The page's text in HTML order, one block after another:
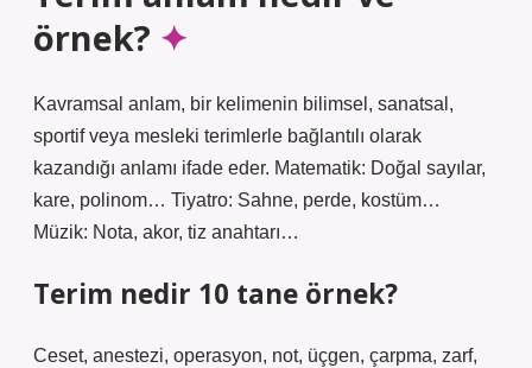
örnek?
Kavramsal anlam, bir kelimenin bilimsel, sanatsal,
sportif veya mesleki terimlerle bağlantılı olarak
kazandığı anlamı ifade eder. Matematik: Doğal sayılar,
kare, polinom… Tiyatro: Sahne, perde, kostüm…
Müzik: Nota, akor, tiz anahtarı…
Terim nedir 10 tane örnek?
Ceset, anestezi, operasyon, not, üçgen, çarpma, zarf,